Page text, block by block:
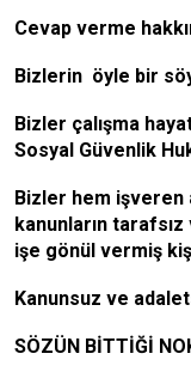
Cevap verme
Bizlerin öyle bir
Bizler çalışma
Sosyal Güvenlik
Bizler hem işveren
kanunların
işe gönül vermiş
Kanunsuz ve
SÖZÜN BİTTİĞİ